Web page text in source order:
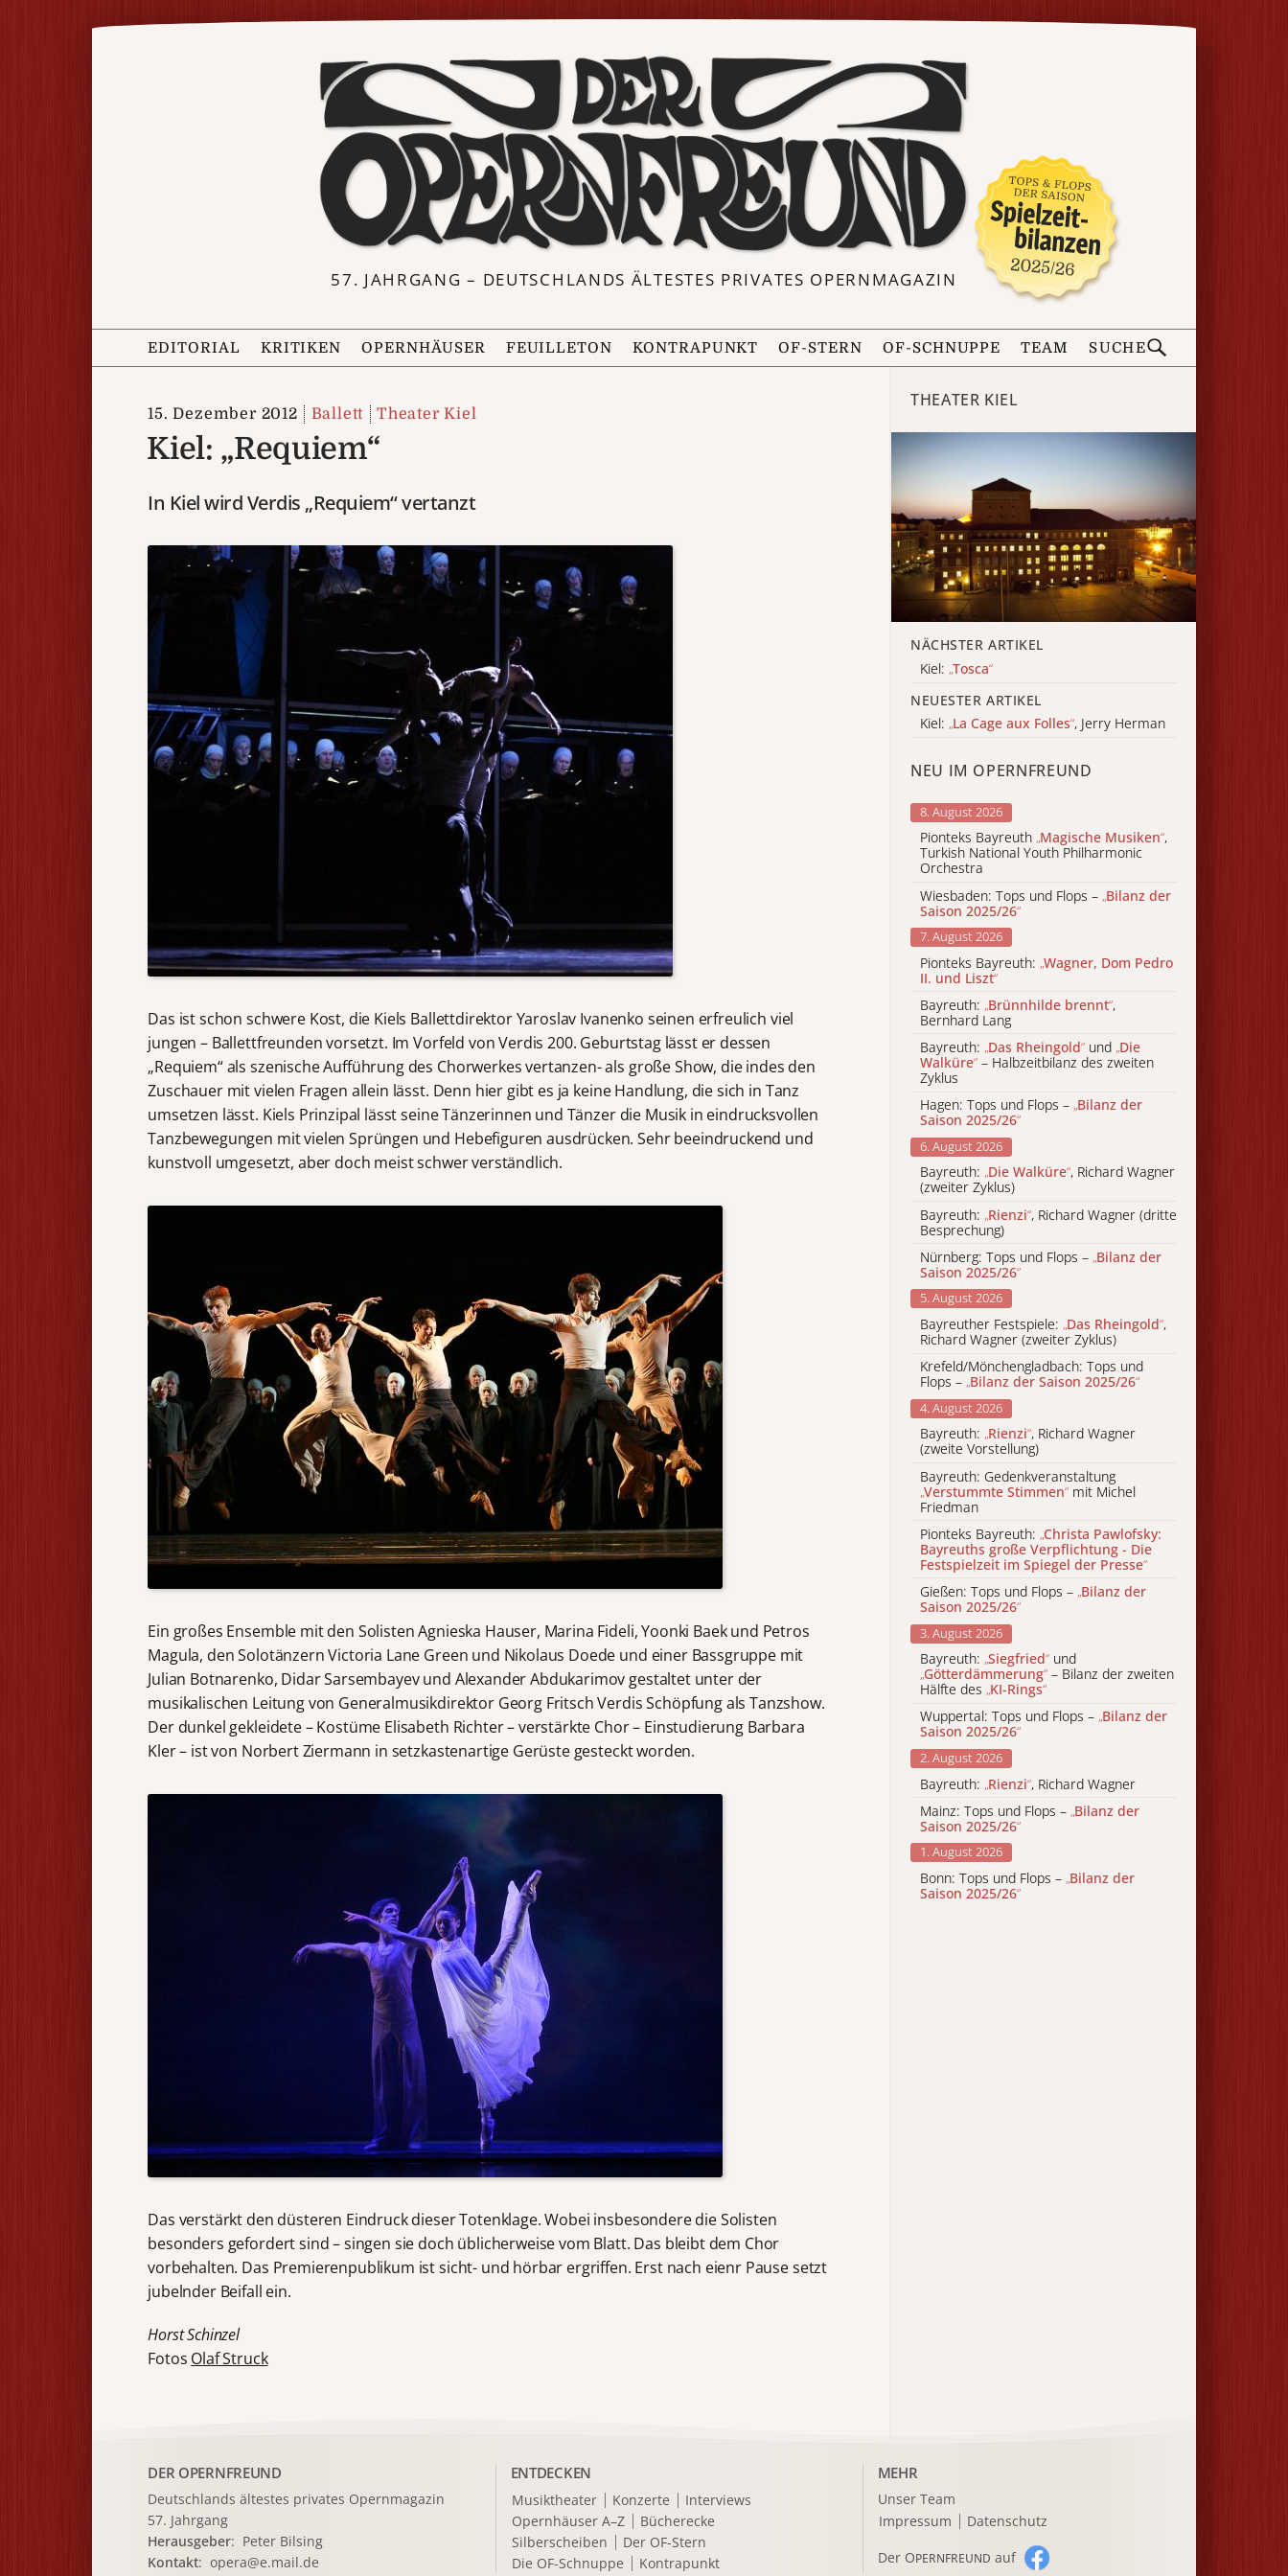
57. JAHRGANG – DEUTSCHLANDS ÄLTESTES PRIVATES OPERNMAGAZIN
EDITORIAL KRITIKEN OPERNHÄUSER FEUILLETON KONTRAPUNKT OF-STERN OF-SCHNUPPE TEAM SUCHE
15. Dezember 2012 Ballett Theater Kiel
Kiel: „Requiem“
In Kiel wird Verdis „Requiem“ vertanzt
Das ist schon schwere Kost, die Kiels Ballettdirektor Yaroslav Ivanenko seinen erfreulich viel
jungen – Ballettfreunden vorsetzt. Im Vorfeld von Verdis 200. Geburtstag lässt er dessen
„Requiem“ als szenische Aufführung des Chorwerkes vertanzen- als große Show, die indes den
Zuschauer mit vielen Fragen allein lässt. Denn hier gibt es ja keine Handlung, die sich in Tanz
umsetzen lässt. Kiels Prinzipal lässt seine Tänzerinnen und Tänzer die Musik in eindrucksvollen
Tanzbewegungen mit vielen Sprüngen und Hebefiguren ausdrücken. Sehr beeindruckend und
kunstvoll umgesetzt, aber doch meist schwer verständlich.
Ein großes Ensemble mit den Solisten Agnieska Hauser, Marina Fideli, Yoonki Baek und Petros
Magula, den Solotänzern Victoria Lane Green und Nikolaus Doede und einer Bassgruppe mit
Julian Botnarenko, Didar Sarsembayev und Alexander Abdukarimov gestaltet unter der
musikalischen Leitung von Generalmusikdirektor Georg Fritsch Verdis Schöpfung als Tanzshow.
Der dunkel gekleidete – Kostüme Elisabeth Richter – verstärkte Chor – Einstudierung Barbara
Kler – ist von Norbert Ziermann in setzkastenartige Gerüste gesteckt worden.
Das verstärkt den düsteren Eindruck dieser Totenklage. Wobei insbesondere die Solisten
besonders gefordert sind – singen sie doch üblicherweise vom Blatt. Das bleibt dem Chor
vorbehalten. Das Premierenpublikum ist sicht- und hörbar ergriffen. Erst nach eienr Pause setzt
jubelnder Beifall ein.
Horst Schinzel
Fotos Olaf Struck
THEATER KIEL
NÄCHSTER ARTIKEL
Kiel: „Tosca“
NEUESTER ARTIKEL
Kiel: „La Cage aux Folles“, Jerry Herman
NEU IM OPERNFREUND
8. August 2026
Pionteks Bayreuth „Magische Musiken“,
Turkish National Youth Philharmonic
Orchestra
Wiesbaden: Tops und Flops – „Bilanz der
Saison 2025/26“
7. August 2026
Pionteks Bayreuth: „Wagner, Dom Pedro
II. und Liszt“
Bayreuth: „Brünnhilde brennt“,
Bernhard Lang
Bayreuth: „Das Rheingold“ und „Die
Walküre“ – Halbzeitbilanz des zweiten
Zyklus
Hagen: Tops und Flops – „Bilanz der
Saison 2025/26“
6. August 2026
Bayreuth: „Die Walküre“, Richard Wagner
(zweiter Zyklus)
Bayreuth: „Rienzi“, Richard Wagner (dritte
Besprechung)
Nürnberg: Tops und Flops – „Bilanz der
Saison 2025/26“
5. August 2026
Bayreuther Festspiele: „Das Rheingold“,
Richard Wagner (zweiter Zyklus)
Krefeld/Mönchengladbach: Tops und
Flops – „Bilanz der Saison 2025/26“
4. August 2026
Bayreuth: „Rienzi“, Richard Wagner
(zweite Vorstellung)
Bayreuth: Gedenkveranstaltung
„Verstummte Stimmen“ mit Michel
Friedman
Pionteks Bayreuth: „Christa Pawlofsky:
Bayreuths große Verpflichtung - Die
Festspielzeit im Spiegel der Presse“
Gießen: Tops und Flops – „Bilanz der
Saison 2025/26“
3. August 2026
Bayreuth: „Siegfried“ und
„Götterdämmerung“ – Bilanz der zweiten
Hälfte des „KI-Rings“
Wuppertal: Tops und Flops – „Bilanz der
Saison 2025/26“
2. August 2026
Bayreuth: „Rienzi“, Richard Wagner
Mainz: Tops und Flops – „Bilanz der
Saison 2025/26“
1. August 2026
Bonn: Tops und Flops – „Bilanz der
Saison 2025/26“
DER OPERNFREUND
Deutschlands ältestes privates Opernmagazin
57. Jahrgang
Herausgeber: Peter Bilsing
Kontakt:opera@e.mail.de
ENTDECKEN
Musiktheater Konzerte
Interviews
Opernhäuser A–Z
Bücherecke
Silberscheiben
Der OF-Stern
Die OF-Schnuppe
Kontrapunkt
MEHR
Unser Team
Impressum
Datenschutz
Der OPERNFREUND auf